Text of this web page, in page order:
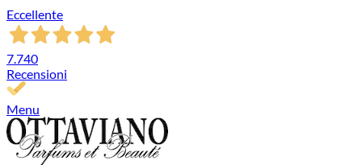
Eccellente
7.740
Recensioni
Menu